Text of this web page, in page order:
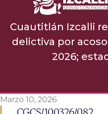
Cuautitlán Izcalli
delictiva por
2026;
Marzo 10, 2026